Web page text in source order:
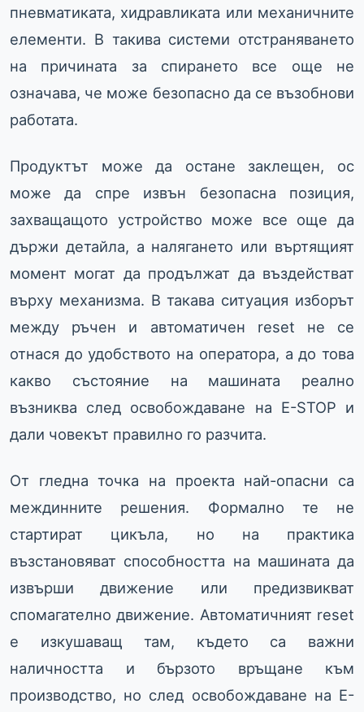
пневматиката, хидравликата или механичните
елементи. В такива системи отстраняването
на причината за спирането все още не
означава, че може безопасно да се възобнови
работата.
Продуктът може да остане заклещен, ос
може да спре извън безопасна позиция,
захващащото устройство може все още да
държи детайла, а налягането или въртящият
момент могат да продължат да въздействат
върху механизма. В такава ситуация изборът
между ръчен и автоматичен reset не се
отнася до удобството на оператора, а до това
какво състояние на машината реално
възниква след освобождаване на E-STOP и
дали човекът правилно го разчита.
От гледна точка на проекта най-опасни са
междинните решения. Формално те не
стартират цикъла, но на практика
възстановяват способността на машината да
извърши движение или предизвикват
спомагателно движение. Автоматичният reset
е изкушаващ там, където са важни
наличността и бързото връщане към
производство, но след освобождаване на E-